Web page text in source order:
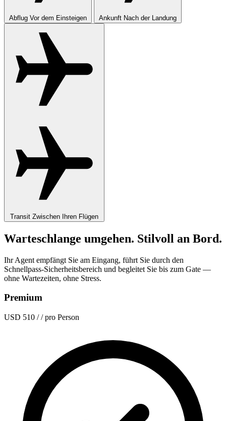
Abflug Vor dem Einsteigen Ankunft Nach der Landung
Transit Zwischen Ihren Flügen
Warteschlange umgehen. Stilvoll an Bord.
Ihr Agent empfängt Sie am Eingang, führt Sie durch den
Schnellpass-Sicherheitsbereich und begleitet Sie bis zum Gate —
ohne Wartezeiten, ohne Stress.
Premium
USD 510 / / pro Person